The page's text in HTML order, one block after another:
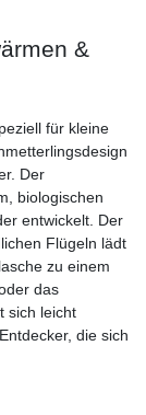
&
für kleine
Der
biologischen
entwickelt. Der
Flügeln lädt
zu einem
das
sich leicht
die sich